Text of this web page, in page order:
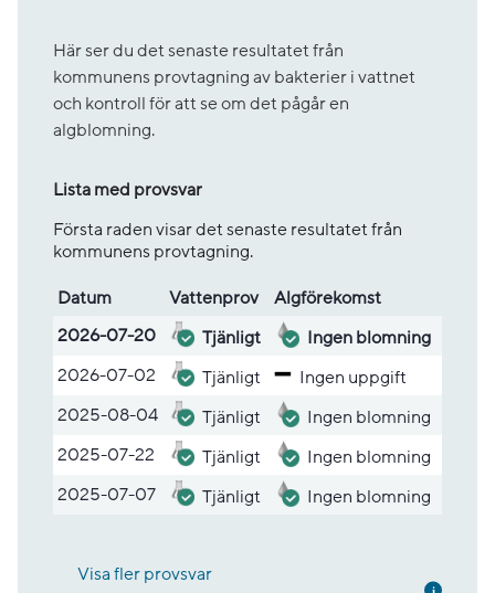
Här ser du det senaste resultatet från
kommunens provtagning av bakterier i vattnet
och kontroll för att se om det pågår en
algblomning.
Lista med provsvar
Första raden visar det senaste resultatet från
kommunens provtagning.
Lista med provsvar
Datum Vatten­prov
Alg­före­komst
2026-07-20
Tjänligt
Ingen blomning
2026-07-02
Tjänligt
Ingen uppgift
2025-08-04
Tjänligt
Ingen blomning
2025-07-22
Tjänligt
Ingen blomning
2025-07-07
Tjänligt Ingen blomning
Visa fler provsvar Mer